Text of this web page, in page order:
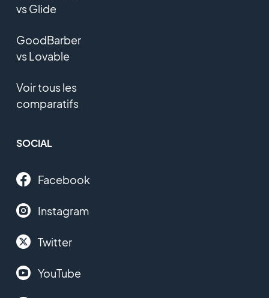
vs Glide
GoodBarber
vs Lovable
Voir tous les
comparatifs
SOCIAL
Facebook
Instagram
Twitter
YouTube